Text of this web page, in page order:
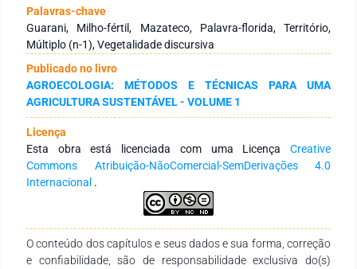
alma, soberania alimentar e palavra-florida (palavra ritual
própria do milho), partindo da fala de uma curandeira
indígena de etnia mazateca, natural de Huautla de Jiménez
(município indígena localizado na Serra Madre Oriental, no
estado mexicano de Oaxaca). Em ambos os casos, falo da
vegetalidade discursiva que se centra sobre o aspecto
relacional das sementes férteis de milho, e da necessidade de
se pensar o território a partir do múltiplo, e os territórios
nomádicos do milho.
Palavras-chave
Guarani, Milho-fértil, Mazateco, Palavra-florida, Território,
Múltiplo (n-1), Vegetalidade discursiva
Publicado no livro
AGROECOLOGIA: MÉTODOS E TÉCNICAS PARA UMA
AGRICULTURA SUSTENTÁVEL - VOLUME 1
Licença
Esta obra está licenciada com uma Licença Creative
Commons Atribuição-NãoComercial-SemDerivações 4.0
Internacional .
O conteúdo dos capítulos e seus dados e sua forma, correção
e confiabilidade, são de responsabilidade exclusiva do(s)